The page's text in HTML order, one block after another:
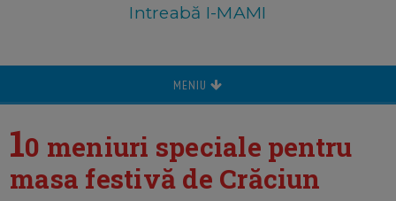
Intreabă I-MAMI
MENIU
10 meniuri speciale pentru
masa festivă de Crăciun